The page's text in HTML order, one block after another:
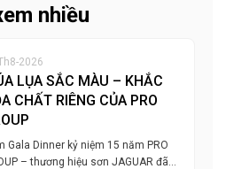
nhiều
2026
LỤA SẮC MÀU – KHẮC
CHẤT RIÊNG CỦA PRO
Gala Dinner kỷ niệm 15 năm PRO
– thương hiệu sơn JAGUAR đã…